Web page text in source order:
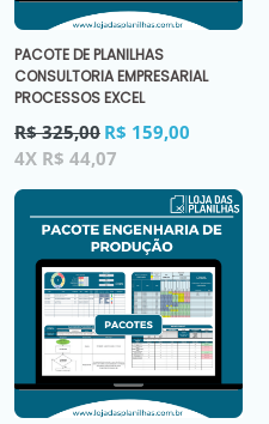
PACOTE DE PLANILHAS
CONSULTORIA EMPRESARIAL
PROCESSOS EXCEL
Preço
normal
R$ 325,00 R$ 159,00
4X R$ 44,07